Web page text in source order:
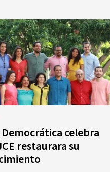
celebra
restaurara su